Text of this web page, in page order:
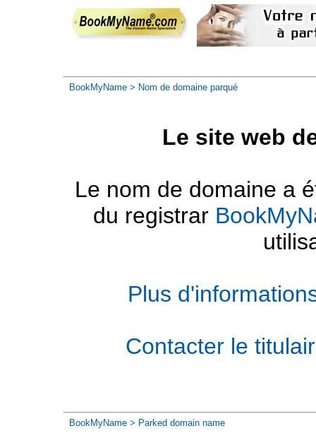
BookMyName > Nom de domaine parqué
Le site web
Le nom de domaine a
du registrar
Plus
Contacter le
BookMyName > Parked domain name